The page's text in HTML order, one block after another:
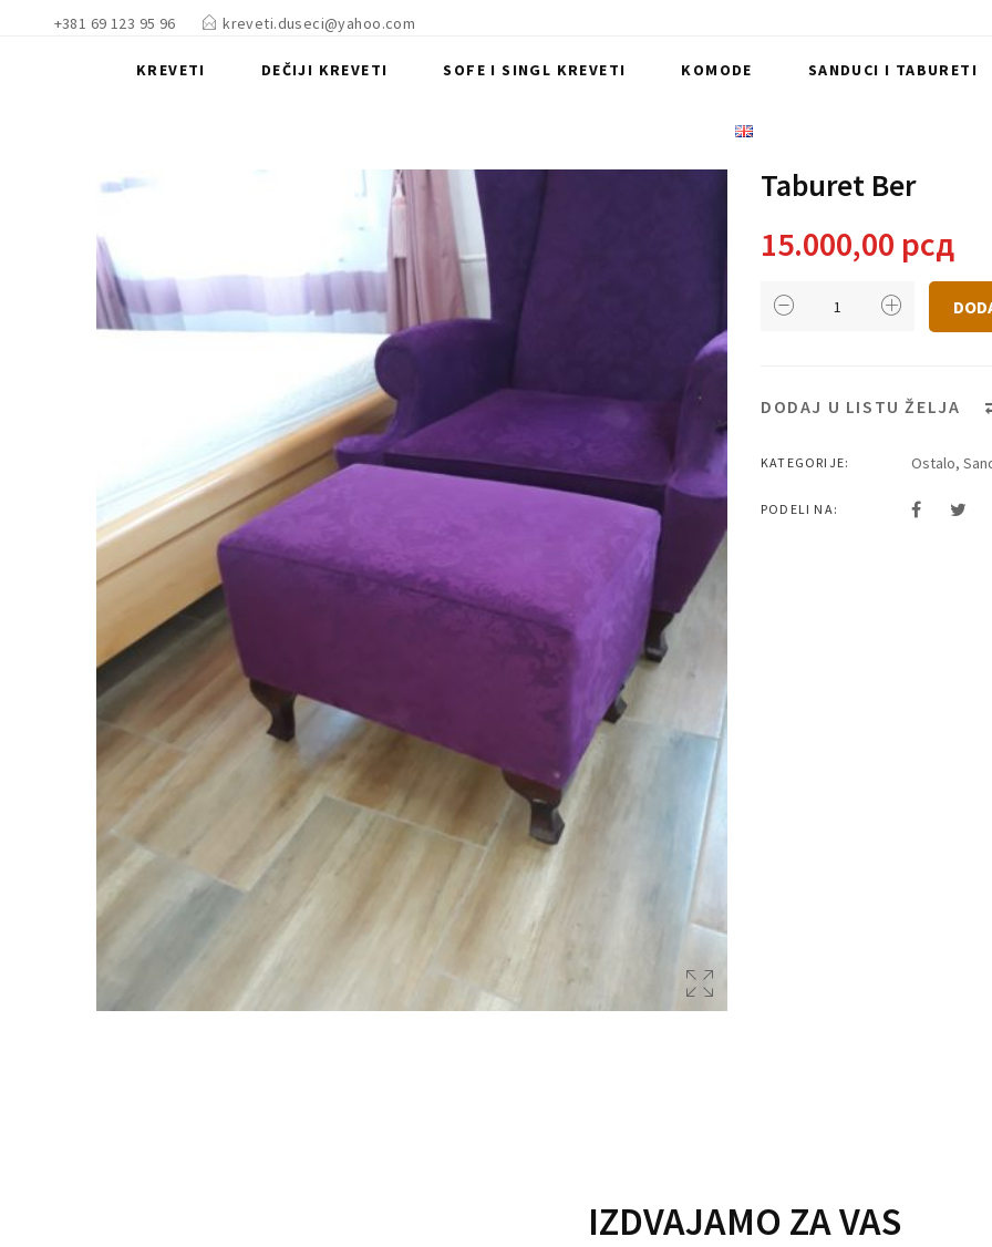
+381 69 123 95 96 kreveti.duseci@yahoo.com
KREVETI DEČIJI KREVETI SOFE I SINGL KREVETI KOMODE SANDUCI I TABURETI
Taburet Ber
15.000,00 рсд
Taburet
DODAJ U LISTU ŽELJA
KATEGORIJE: Ostalo,
PODELI NA:
IZDVAJAMO ZA VAS